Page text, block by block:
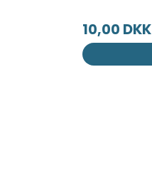
10,00 DKK